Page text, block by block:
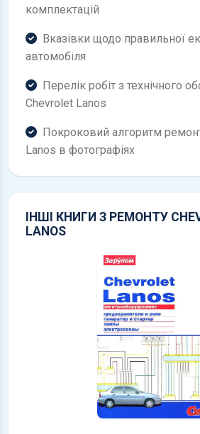
комплектацій
Вказівки щодо правильної
автомобіля
Перелік робіт з технічного
Chevrolet Lanos
Покроковий алгоритм
Lanos в фотографіях
ІНШІ КНИГИ З РЕМОНТУ
LANOS